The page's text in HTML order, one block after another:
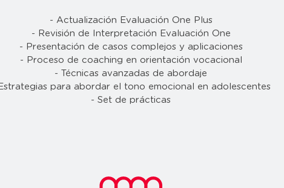
- Actualización Evaluación One Plus
- Revisión de Interpretación Evaluación One
- Presentación de casos complejos y aplicaciones
- Proceso de coaching en orientación vocacional
- Técnicas avanzadas de abordaje
para abordar el tono emocional en adolescentes
- Set de prácticas